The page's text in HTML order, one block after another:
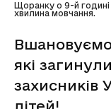
Щоранку о 9-й годині
хвилина мовчання.
Вшановуємо
які
захисників